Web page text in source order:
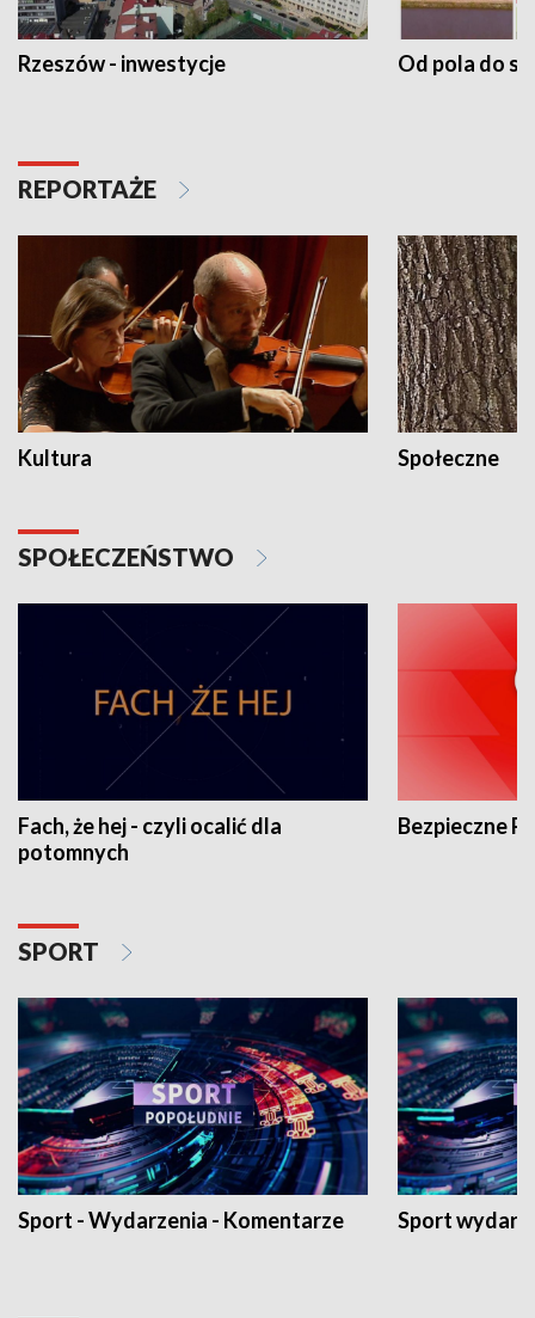
Rzeszów - inwestycje Od pola do
REPORTAŻE
Kultura Społeczne
SPOŁECZEŃSTWO
Fach, że hej - czyli ocalić dla
potomnych
Bezpieczne
SPORT
Sport - Wydarzenia - Komentarze Sport